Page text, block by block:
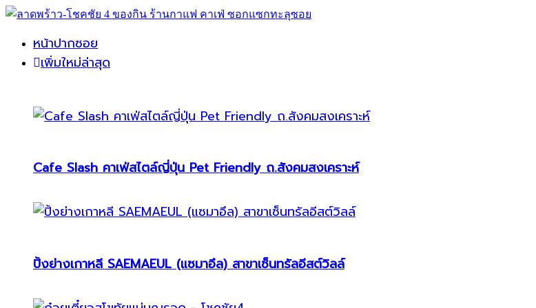
หน้าปากซอย
เพิ่มใหม่ล่าสุด
Cafe Slash คาเฟ่สไตล์ญี่ปุ่น Pet Friendly ถ.สังคมสงเคราะห์
ปิ้งย่างเกาหลี SAEMAEUL (แซมาอึล) สาขาเซ็นทรัลอีสต์วิลล์